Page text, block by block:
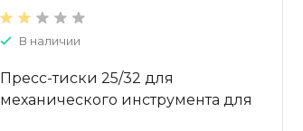
В наличии
Пресс-тиски 25/32 для
механического инструмента для